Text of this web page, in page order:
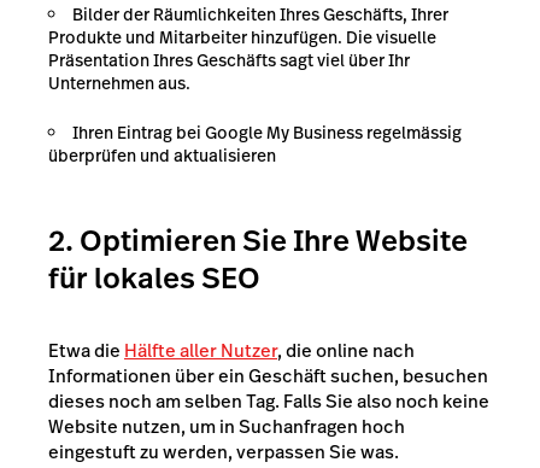
Bilder der Räumlichkeiten Ihres Geschäfts, Ihrer
Produkte und Mitarbeiter hinzufügen. Die visuelle
Präsentation Ihres Geschäfts sagt viel über Ihr
Unternehmen aus.
Ihren Eintrag bei Google My Business regelmässig
überprüfen und aktualisieren
2. Optimieren Sie Ihre Website
für lokales SEO
Etwa die Hälfte aller Nutzer, die online nach
Informationen über ein Geschäft suchen, besuchen
dieses noch am selben Tag. Falls Sie also noch keine
Website nutzen, um in Suchanfragen hoch
eingestuft zu werden, verpassen Sie was.